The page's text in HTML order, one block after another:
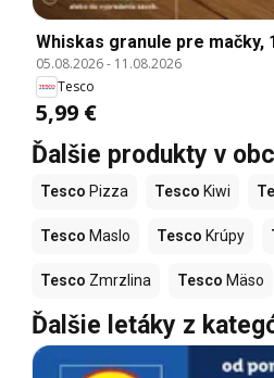
Whiskas granule pre mačky,
05.08.2026- 11.08.2026
Tesco
5,99 €
Ďalšie produkty v
Tesco Pizza Tesco Kiwi
Tesco Maslo Tesco Krúpy
Tesco Zmrzlina Tesco Mäso
Ďalšie letáky z